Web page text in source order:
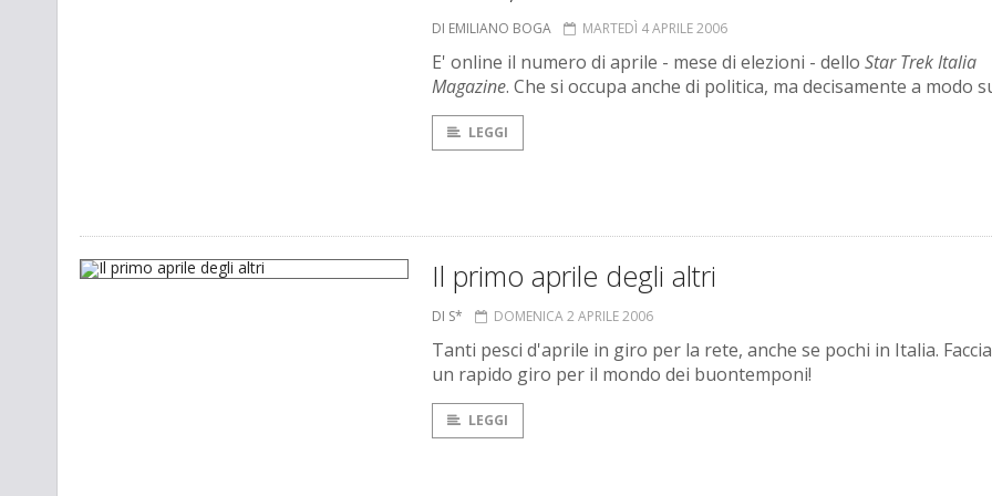
DI EMILIANO BOGA MARTEDÌ 4 APRILE 2006
E' online il numero di aprile - mese di elezioni - dello Star Trek Italia
Magazine. Che si occupa anche di politica, ma decisamente a modo
LEGGI
Il primo aprile degli altri
DI S* DOMENICA 2 APRILE 2006
Tanti pesci d'aprile in giro per la rete, anche se pochi in Italia.
un rapido giro per il mondo dei buontemponi!
LEGGI